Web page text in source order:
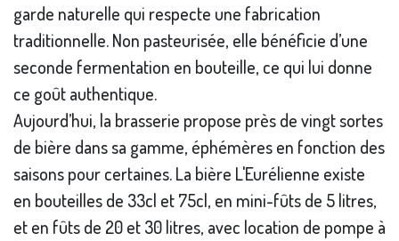
garde naturelle qui respecte une fabrication
traditionnelle. Non pasteurisée, elle bénéficie d’une
seconde fermentation en bouteille, ce qui lui donne
ce goût authentique.
Aujourd’hui, la brasserie propose près de vingt sortes
de bière dans sa gamme, éphémères en fonction des
saisons pour certaines. La bière L'Eurélienne existe
en bouteilles de 33cl et 75cl, en mini-fûts de 5 litres,
et en fûts de 20 et 30 litres, avec location de pompe à